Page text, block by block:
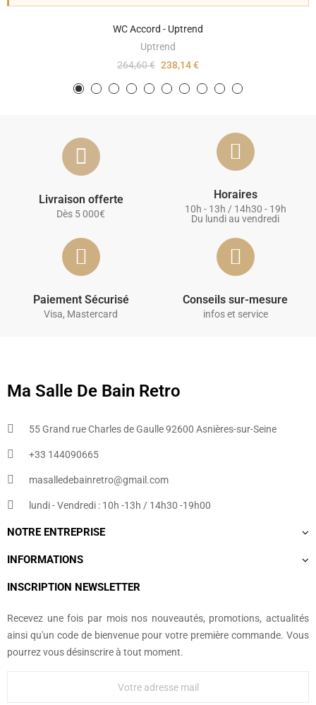
WC Accord - Uptrend
Uptrend
264,60 € 238,14 €
Livraison offerte
Dès 5 000€
Horaires
10h - 13h / 14h30 - 19h
Du lundi au vendredi
Paiement Sécurisé
Visa, Mastercard
Conseils sur-mesure
infos et service
Ma Salle De Bain Retro
55 Grand rue Charles de Gaulle 92600 Asnières-sur-Seine
+33 144090665​
masalledebainretro@gmail.com
lundi - Vendredi : 10h -13h / 14h30 -19h00
NOTRE ENTREPRISE
INFORMATIONS
INSCRIPTION NEWSLETTER
Recevez une fois par mois nos nouveautés, promotions, actualités
ainsi qu'un code de bienvenue pour votre première commande. Vous
pourrez vous désinscrire à tout moment.